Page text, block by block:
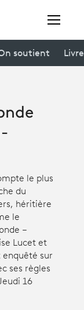
soutient
le plus
du
héritière
le
–
Lucet et
enquêté sur
ses règles
16